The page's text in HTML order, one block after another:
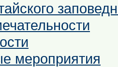
мероприятия